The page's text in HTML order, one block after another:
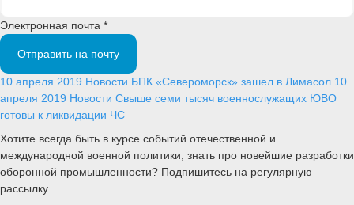
Электронная почта *
Отправить на почту
10 апреля 2019 Новости БПК «Североморск» зашел в Лимасол 10
апреля 2019 Новости Свыше семи тысяч военнослужащих ЮВО
готовы к ликвидации ЧС
Хотите всегда быть в курсе событий отечественной и
международной военной политики, знать про новейшие разработки
оборонной промышленности? Подпишитесь на регулярную
рассылку